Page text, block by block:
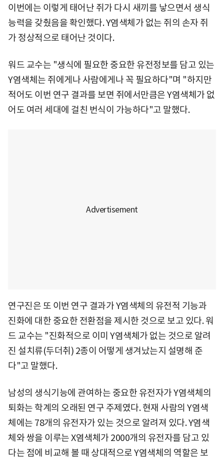
이번에는 이렇게 태어난 쥐가 다시 새끼를 낳으면서 생식
능력을 갖췄음을 확인했다. Y염색체가 없는 쥐의 손자 쥐
가 정상적으로 태어난 것이다.
워드 교수는 "생식에 필요한 중요한 유전정보를 담고 있는
Y염색체는 쥐에게나 사람에게나 꼭 필요하다"며 "하지만
적어도 이번 연구 결과를 보면 쥐에서만큼은 Y염색체가 없
어도 여러 세대에 걸친 번식이 가능하다"고 말했다.
연구진은 또 이번 연구 결과가 Y염색체의 유전적 기능과
진화에 대한 중요한 전환점을 제시한 것으로 보고 있다. 워
드 교수는 "진화적으로 이미 Y염색체가 없는 것으로 알려
진 설치류(두더취) 2종이 어떻게 생겨났는지 설명해 준
다"고 말했다.
남성의 생식기능에 관여하는 중요한 유전자가 Y염색체의
퇴화는 학계의 오래된 연구 주제였다. 현재 사람의 Y염색
체에는 78개의 유전자가 있는 것으로 알려져 있다. Y염색
체와 쌍을 이루는 X염색체가 2000개의 유전자를 담고 있
다는 점에 비교해 볼 때 상대적으로 Y염색체의 역할은 보